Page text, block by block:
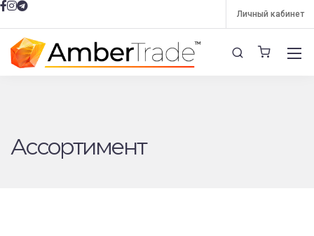
Личный кабинет
Ассортимент